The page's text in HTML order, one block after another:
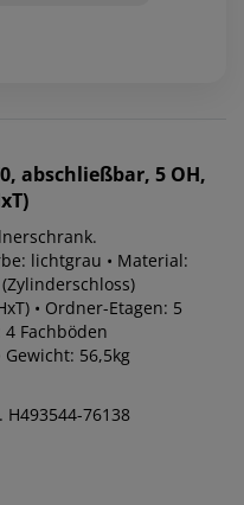
abschließbar, 5 OH,
lichtgrau • Material:
• Ordner-Etagen: 5
Fachböden
56,5kg
H493544-76138